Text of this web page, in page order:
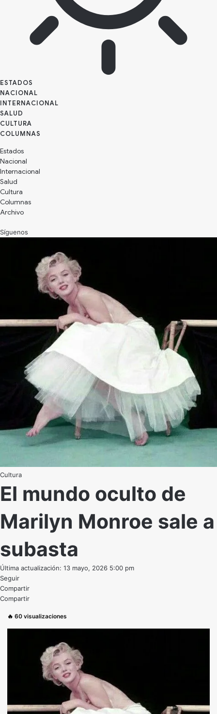
ESTADOS
NACIONAL
INTERNACIONAL
SALUD
CULTURA
Estados
Nacional
Internacional
Salud
Cultura
Archivo
Síguenos
Cultura
El mundo oculto de
Marilyn Monroe sale a
subasta
Última actualización: 13 mayo, 2026 5:00 pm
Seguir
Compartir
Compartir
🔥 60 visualizaciones